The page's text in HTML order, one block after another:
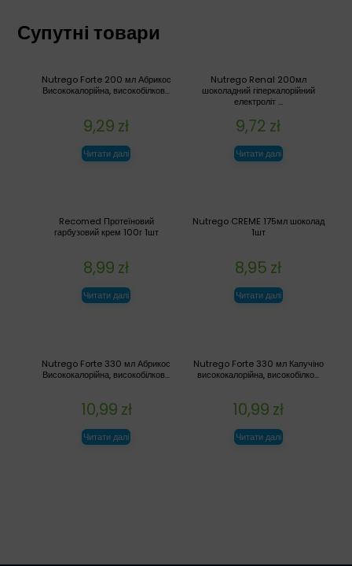
Супутні товари
Nutrego Renal 200мл
шоколадний гіперкалорійний
електроліт ...
9,72 zł
Читати далі
Nutrego Forte 200 мл Абрикос
Висококалорійна, високобілков...
9,29 zł
Читати далі
Nutrego CREME 175мл шоколад
1шт
8,95 zł
Читати далі
Recomed Протеїновий
гарбузовий крем 100г 1шт
8,99 zł
Читати далі
Nutrego Forte 330 мл Капучіно
висококалорійна, високобілко...
10,99 zł
Читати далі
Nutrego Forte 330 мл Абрикос
Висококалорійна, високобілков...
10,99 zł
Читати далі